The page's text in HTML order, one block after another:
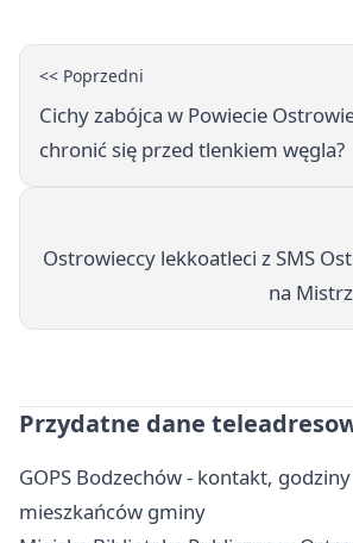
<< Poprzedni
Cichy zabójca w Powiecie
chronić się przed tlenkiem węgla?
Ostrowieccy lekkoatleci z SMS
na
Przydatne dane
GOPS Bodzechów - kontakt,
mieszkańców gminy